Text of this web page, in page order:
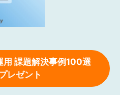
用 課題解決事例100選
レゼント